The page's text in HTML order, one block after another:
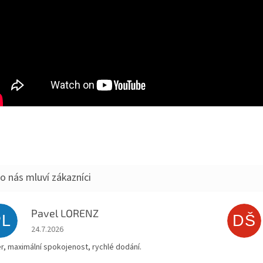
Pavel LORENZ
Hodnocení obchodu je 5 z 5 hvězdiček.
24.7.2026
maximální spokojenost, rychlé dodání.
DŠ